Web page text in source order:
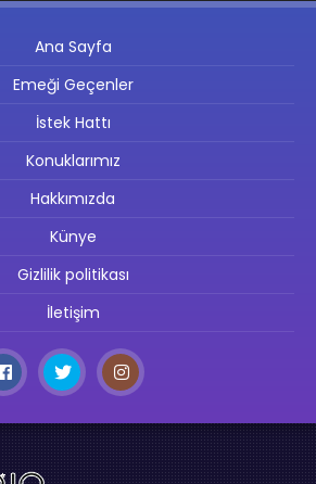
Ana Sayfa
Emeği Geçenler
İstek Hattı
Konuklarımız
Hakkımızda
Künye
Gizlilik politikası
İletişim